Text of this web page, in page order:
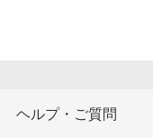
ヘルプ・ご質問